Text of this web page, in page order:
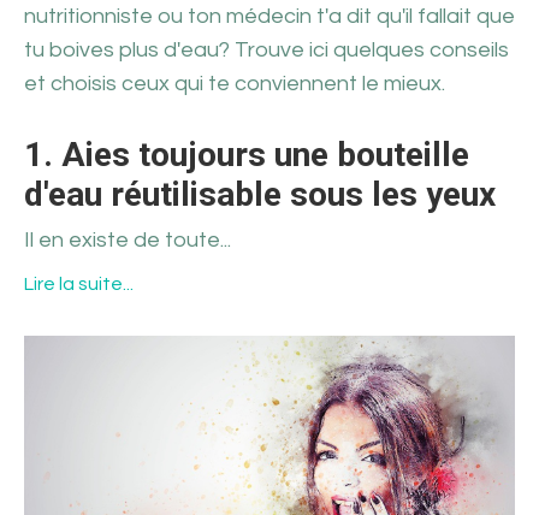
nutritionniste ou ton médecin t'a dit qu'il fallait que
tu boives plus d'eau? Trouve ici quelques conseils
et choisis ceux qui te conviennent le mieux.
1. Aies toujours une bouteille
d'eau réutilisable sous les yeux
Il en existe de toute...
Lire la suite...